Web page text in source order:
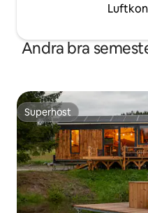
Andra bra
Superhost
Superhost